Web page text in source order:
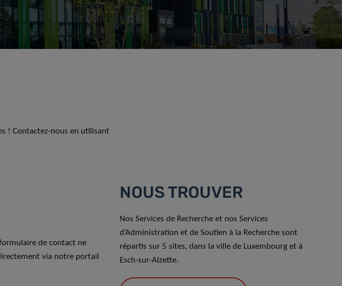
! Contactez-nous en utilisant
de contact ne
via notre portail
NOUS TROUVER
Nos Services de Recherche et nos Services
d’Administration et de Soutien à la Recherche sont
répartis sur 5 sites, dans la ville de Luxembourg et à
Esch-sur-Alzette.